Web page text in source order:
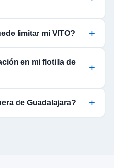
limitar mi VITO?
en mi flotilla de
de Guadalajara?